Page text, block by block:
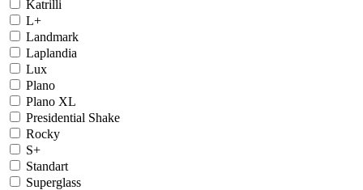
Katrilli
L+
Landmark
Laplandia
Lux
Plano
Plano XL
Presidential Shake
Rocky
S+
Standart
Superglass